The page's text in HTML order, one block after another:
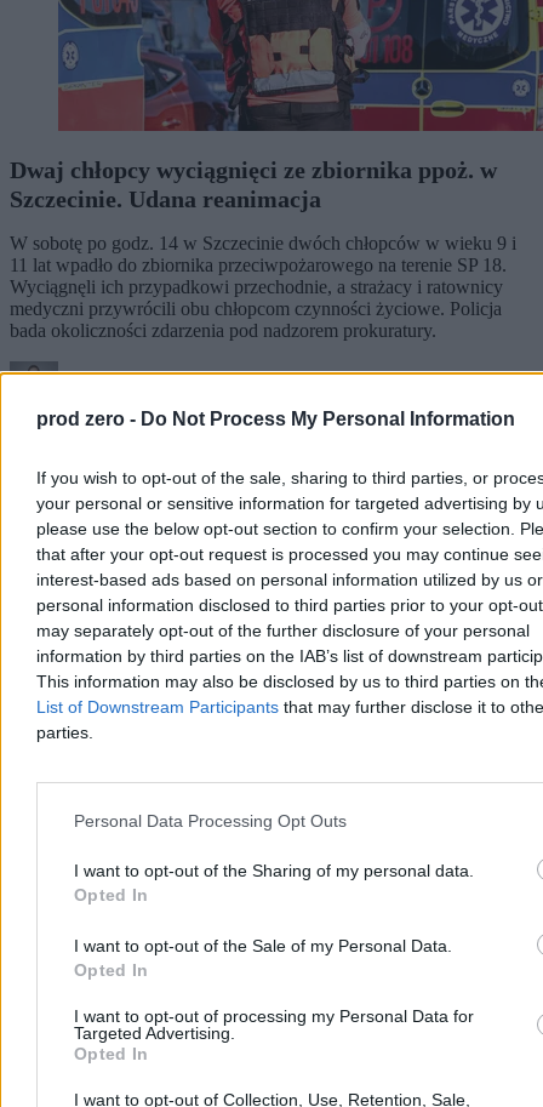
prod zero - Do Not Process My Personal Information
If you wish to opt-out of the sale, sharing to third parties, or
your personal or sensitive information for targeted advertising by
please use the below opt-out section to confirm your selection.
that after your opt-out request is processed you may continue
interest-based ads based on personal information utilized by us or
personal information disclosed to third parties prior to your opt-
may separately opt-out of the further disclosure of your personal
information by third parties on the IAB’s list of downstream
This information may also be disclosed by us to third parties on
List of Downstream Participants that may further disclose it to
parties.
Personal Data Processing Opt Outs
I want to opt-out of the Sharing of my personal data.
Opted In
I want to opt-out of the Sale of my Personal Data.
Opted In
I want to opt-out of processing my Personal Data for
Targeted Advertising.
Opted In
I want to opt-out of Collection, Use, Retention, Sale,
Dwaj chłopcy wyciągnięci ze zbiornika ppoż. w
Szczecinie. Udana reanimacja
W sobotę po godz. 14 w Szczecinie dwóch chłopców w wieku 9 i
11 lat wpadło do zbiornika przeciwpożarowego na terenie SP 18.
Wyciągnęli ich przypadkowi przechodnie, a strażacy i ratownicy
medyczni przywrócili obu chłopcom czynności życiowe. Policja
bada okoliczności zdarzenia pod nadzorem prokuratury.
Aleksandra Cieślik
3 min
Reklama
Reklama
Kraj